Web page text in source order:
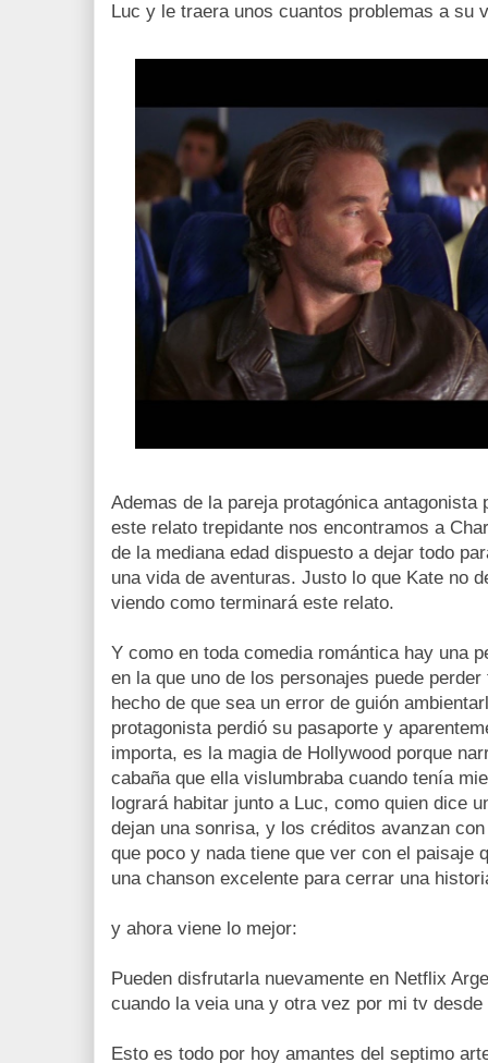
Luc y le traera unos cuantos problemas a su
Ademas de la pareja protagónica antagonista
este relato trepidante nos encontramos a
de la mediana edad dispuesto a dejar todo
una vida de aventuras. Justo lo que Kate no
viendo como terminará este relato.
Y como en toda comedia romántica hay una
en la que uno de los personajes puede
hecho de que sea un error de guión
protagonista perdió su pasaporte y
importa, es la magia de Hollywood porque
cabaña que ella vislumbraba cuando tenía
logrará habitar junto a Luc, como quien dice
dejan una sonrisa, y los créditos avanzan
que poco y nada tiene que ver con el paisaje
una chanson excelente para cerrar una
y ahora viene lo mejor:
Pueden disfrutarla nuevamente en Netflix
cuando la veia una y otra vez por mi tv
Esto es todo por hoy amantes del septimo